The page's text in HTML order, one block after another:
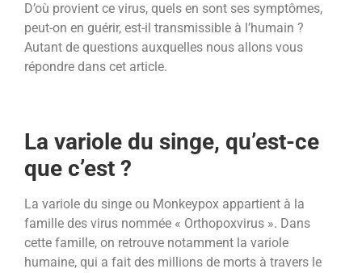
D’où provient ce virus, quels en sont ses symptômes,
peut-on en guérir, est-il transmissible à l’humain ?
Autant de questions auxquelles nous allons vous
répondre dans cet article.
La variole du singe, qu’est-ce
que c’est ?
La variole du singe ou Monkeypox appartient à la
famille des virus nommée « Orthopoxvirus ». Dans
cette famille, on retrouve notamment la variole
humaine, qui a fait des millions de morts à travers le